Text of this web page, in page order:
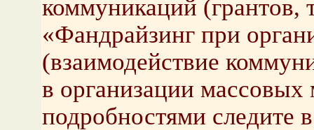
коммуникаций (грантов,
«Фандрайзинг при
(взаимодействие
в организации
подробностями следите